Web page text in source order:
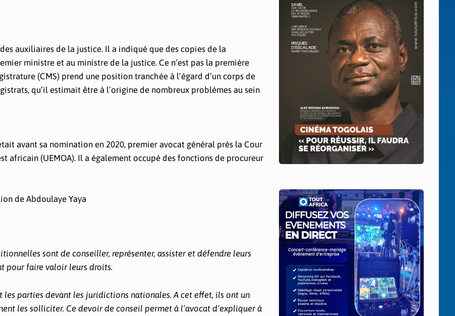
auxiliaires de la justice. Il a indiqué que des copies de la
ministre et au ministre de la justice. Ce n’est pas la première
(CMS) prend une position tranchée à l’égard d’un corps de
qu’il estimait être à l’origine de nombreux problèmes au sein
avant sa nomination en 2020, premier avocat général près la Cour
africain (UEMOA). Il a également occupé des fonctions de procureur
de Abdoulaye Yaya
sont de conseiller, représenter, assister et défendre leurs
pour faire valoir leurs droits.
les parties devant les juridictions nationales. A cet effet, ils ont un
les solliciter. Ce devoir de conseil permet à l’avocat d’expliquer à